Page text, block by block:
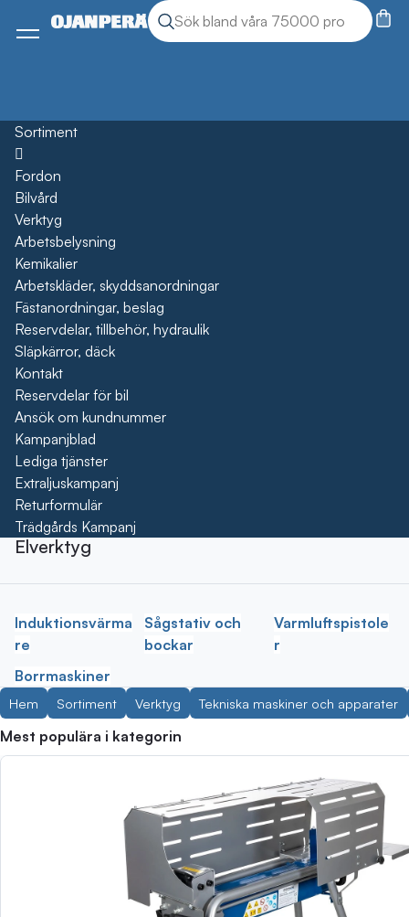
Sök produkter
Sök
Meny
Sortiment
Öppna
Fordon
Bilvård
Verktyg
Arbetsbelysning
Kemikalier
Arbetskläder, skyddsanordningar
Fästanordningar, beslag
Reservdelar, tillbehör, hydraulik
Släpkärror, däck
Kontakt
Reservdelar för bil
Ansök om kundnummer
Kampanjblad
Lediga tjänster
Extraljuskampanj
Returformulär
Trädgårds Kampanj
Elverktyg
Induktionsvärma
re
Sågstativ och
bockar
Varmluftspistole
r
Borrmaskiner
Hem Sortiment Verktyg Tekniska maskiner och apparater
Mest populära i kategorin